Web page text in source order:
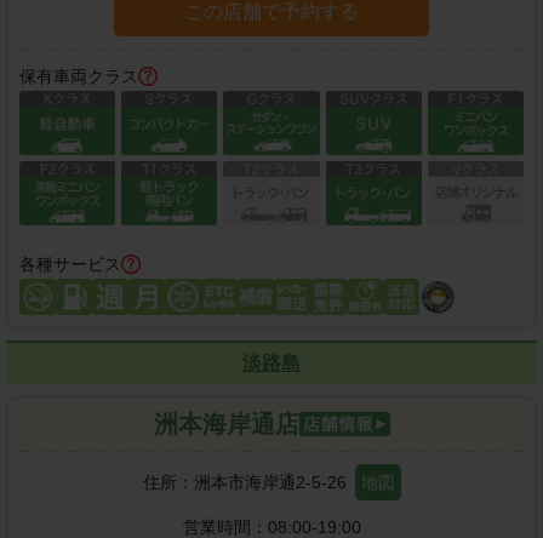
この店舗で予約する
保有車両クラス
各種サービス
淡路島
洲本海岸通店
住所： 洲本市海岸通2-5-26 地図
営業時間： 08:00-19:00